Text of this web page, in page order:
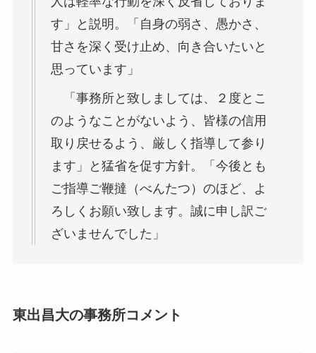
す」と説明。「自身の弱さ、愚かさ、
甘さを深く受け止め、向き合いたいと
思っています」
「事務所と致しましては、２度とこ
のようなことがないよう、皆様の信用
取り戻せるよう、厳しく指導して参り
ます」と猛省を促す方針。「今後とも
ご指導ご鞭撻（べんたつ）のほど、よ
ろしくお願い致します。誠に申し訳ご
ざいませんでした」
東出昌大の事務所コメント